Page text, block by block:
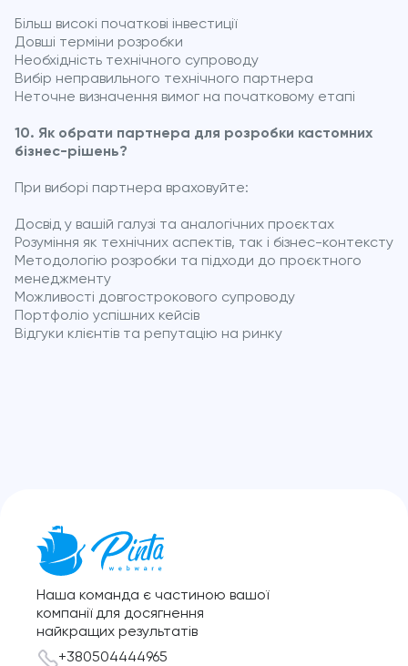
Більш високі початкові інвестиції
Довші терміни розробки
Необхідність технічного супроводу
Вибір неправильного технічного партнера
Неточне визначення вимог на початковому етапі
10. Як обрати партнера для розробки кастомних
бізнес-рішень?
При виборі партнера враховуйте:
Досвід у вашій галузі та аналогічних проєктах
Розуміння як технічних аспектів, так і бізнес-контексту
Методологію розробки та підходи до проєктного
менеджменту
Можливості довгострокового супроводу
Портфоліо успішних кейсів
Відгуки клієнтів та репутацію на ринку
Наша команда є частиною вашої
компанії для досягнення
найкращих результатів
+380504444965